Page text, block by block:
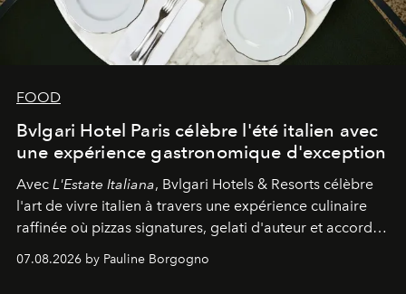
FOOD
Bvlgari Hotel Paris célèbre l'été italien avec
une expérience gastronomique d'exception
Avec L'Estate Italiana, Bvlgari Hotels & Resorts célèbre
l'art de vivre italien à travers une expérience culinaire
raffinée où pizzas signatures, gelati d'auteur et accords
d'exception composent un véritable voyage sensoriel.
07.08.2026 by Pauline Borgogno